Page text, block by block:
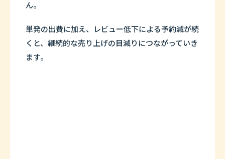
ん。
単発の出費に加え、レビュー低下による予約減が続
くと、継続的な売り上げの目減りにつながっていき
ます。